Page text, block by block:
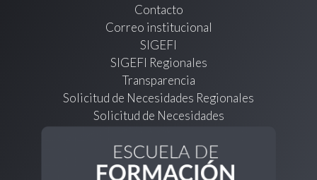
Contacto
Correo institucional
SIGEFI
SIGEFI Regionales
Transparencia
Solicitud de Necesidades Regionales
Solicitud de Necesidades